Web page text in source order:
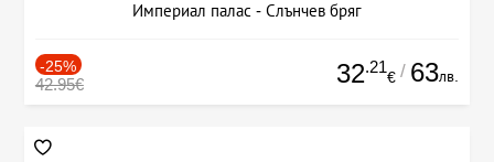
Империал палас - Слънчев бряг
-25%
42.95€ 32.21
€ / 63лв.